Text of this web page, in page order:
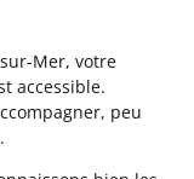
Mer, votre
accessible.
peu